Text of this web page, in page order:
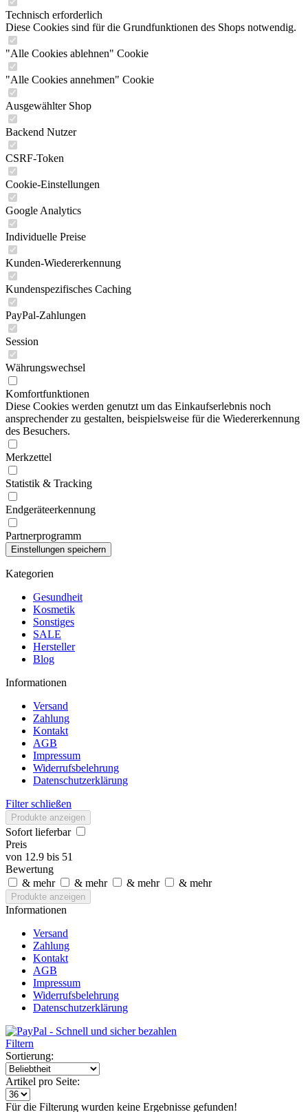
Technisch erforderlich
Diese Cookies sind für die Grundfunktionen des Shops notwendig.
"Alle Cookies ablehnen" Cookie
"Alle Cookies annehmen" Cookie
Ausgewählter Shop
Backend Nutzer
CSRF-Token
Cookie-Einstellungen
Google Analytics
Individuelle Preise
Kunden-Wiedererkennung
Kundenspezifisches Caching
PayPal-Zahlungen
Session
Währungswechsel
Komfortfunktionen
Diese Cookies werden genutzt um das Einkaufserlebnis noch
ansprechender zu gestalten, beispielsweise für die Wiedererkennung
des Besuchers.
Merkzettel
Statistik & Tracking
Endgeräteerkennung
Partnerprogramm
Kategorien
Gesundheit
Kosmetik
Sonstiges
SALE
Hersteller
Blog
Informationen
Versand
Zahlung
Kontakt
AGB
Impressum
Widerrufsbelehrung
Datenschutzerklärung
Filter schließen
Produkte anzeigen
Sofort lieferbar
Preis
von 12.9 bis 51
Bewertung
& mehr
& mehr & mehr & mehr
Produkte anzeigen
Informationen
Versand
Zahlung
Kontakt
AGB
Impressum
Widerrufsbelehrung
Datenschutzerklärung
Filtern
Sortierung:
Artikel pro Seite:
Für die Filterung wurden keine Ergebnisse gefunden!